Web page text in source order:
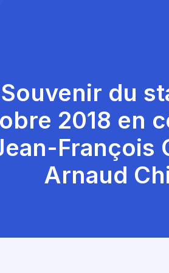
Souvenir du
2018 en
François
Arnaud